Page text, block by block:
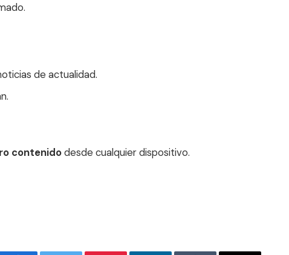
de actualidad.
contenidodesde cualquier dispositivo.